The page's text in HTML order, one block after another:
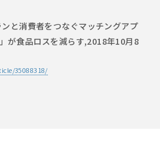
と消費者をつなぐマッチングアプ
が食品ロスを減らす,2018年10月8
35088318/